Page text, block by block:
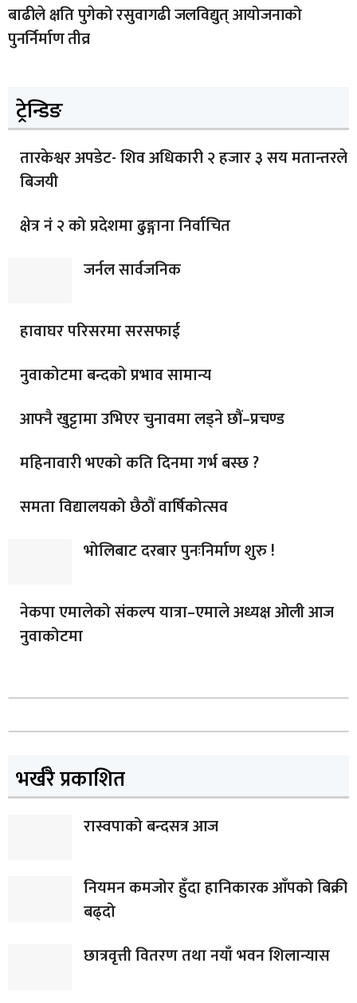
बाढीले क्षति पुगेको रसुवागढी जलविद्युत् आयोजनाको
पुनर्निर्माण तीव्र
ट्रेन्डिङ
तारकेश्वर अपडेट- शिव अधिकारी २ हजार ३ सय मतान्तरले
बिजयी
क्षेत्र नं २ को प्रदेशमा ढुङ्गाना निर्वाचित
जर्नल सार्वजनिक
हावाघर परिसरमा सरसफाई
नुवाकोटमा बन्दको प्रभाव सामान्य
आफ्नै खुट्टामा उभिएर चुनावमा लड्ने छौं–प्रचण्ड
महिनावारी भएको कति दिनमा गर्भ बस्छ ?
समता विद्यालयको छैठौं वार्षिकोत्सव
भोलिबाट दरबार पुनःनिर्माण शुरु !
नेकपा एमालेको संकल्प यात्रा–एमाले अध्यक्ष ओली आज
नुवाकोटमा
भर्खरै प्रकाशित
रास्वपाको बन्दसत्र आज
नियमन कमजोर हुँदा हानिकारक आँपको बिक्री
बढ्दो
छात्रवृत्ती वितरण तथा नयाँ भवन शिलान्यास